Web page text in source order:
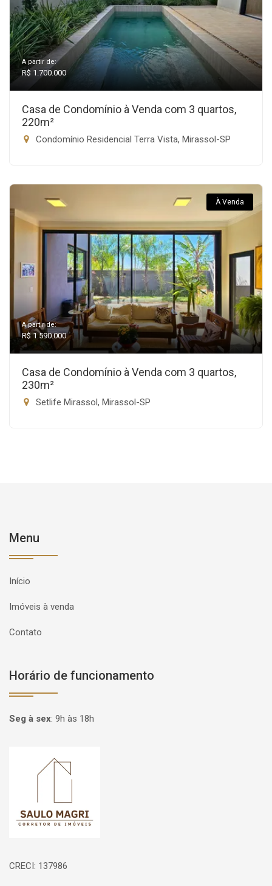
A partir de:
R$ 1.700.000
Casa de Condomínio à Venda com 3 quartos,
220m²
Condomínio Residencial Terra Vista, Mirassol-SP
À Venda
A partir de:
R$ 1.590.000
Casa de Condomínio à Venda com 3 quartos,
230m²
Setlife Mirassol, Mirassol-SP
Menu
Início
Imóveis à venda
Contato
Horário de funcionamento
Seg à sex: 9h às 18h
Página inicial
CRECI: 137986